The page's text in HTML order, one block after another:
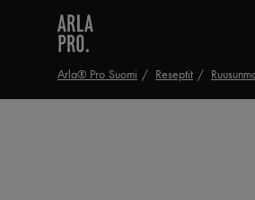
Arla® Pro Suomi Reseptit